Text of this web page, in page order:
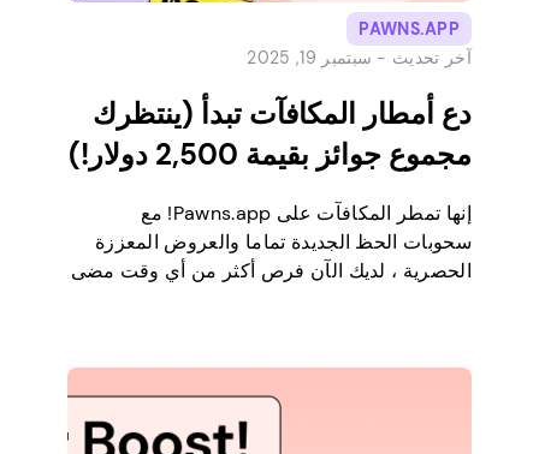
PAWNS.APP
آخر تحديث - سبتمبر 19, 2025
دع أمطار المكافآت تبدأ (ينتظرك
مجموع جوائز بقيمة 2,500 دولار!)
إنها تمطر المكافآت على Pawns.app! مع
سحوبات الحظ الجديدة تماما والعروض المعززة
الحصرية ، لديك الآن فرص أكثر من أي وقت مضى